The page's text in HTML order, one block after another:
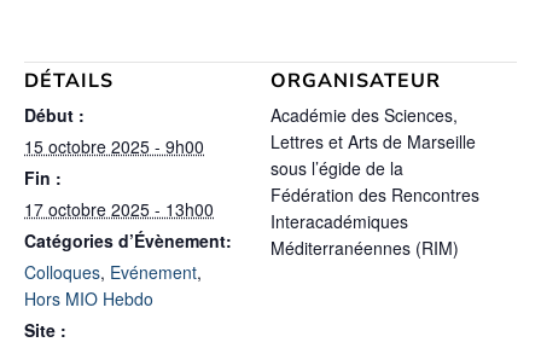
DÉTAILS
Début :
15 octobre 2025 - 9h00
Fin :
17 octobre 2025 - 13h00
Catégories d’Évènement:
Colloques, Evénement,
Hors MIO Hebdo
Site :
ORGANISATEUR
Académie des Sciences,
Lettres et Arts de Marseille
sous l’égide de la
Fédération des Rencontres
Interacadémiques
Méditerranéennes (RIM)